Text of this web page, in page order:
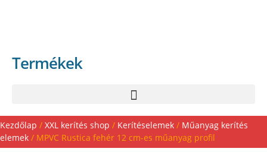
Termékek
Kezdőlap / XXL kerítés shop / Kerítéselemek / Műanyag kerítés
elemek / MPVC Rustica fehér 12 cm-es műanyag profil